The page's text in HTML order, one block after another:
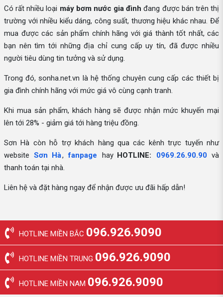
Có rất nhiều loại máy bơm nước gia đình đang được bán trên thị
trường với nhiều kiểu dáng, công suất, thương hiệu khác nhau. Để
mua được các sản phẩm chính hãng với giá thành tốt nhất, các
bạn nên tìm tới những địa chỉ cung cấp uy tín, đã được nhiều
người tiêu dùng tin tưởng và sử dụng.
Trong đó, sonha.net.vn là hệ thống chuyên cung cấp các thiết bị
gia đình chính hãng với mức giá vô cùng cạnh tranh.
Khi mua sản phẩm, khách hàng sẽ được nhận mức khuyến mại
lên tới 28% - giảm giá tới hàng triệu đồng.
Sơn Hà còn hỗ trợ khách hàng qua các kênh trực tuyến như
website Sơn Hà, fanpage hay HOTLINE: 0969.26.90.90 và
thanh toán tại nhà.
Liên hệ và đặt hàng ngay để nhận được ưu đãi hấp dẫn!
HOTLINE MIỀN BẮC 096.926.9090
HOTLINE MIỀN TRUNG 096.926.9090
HOTLINE MIỀN NAM 096.926.9090